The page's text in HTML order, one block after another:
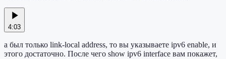
4:03
а был только link-local address, то вы указываете ipv6 enable, и
этого достаточно. После чего show ipv6 interface вам покажет,